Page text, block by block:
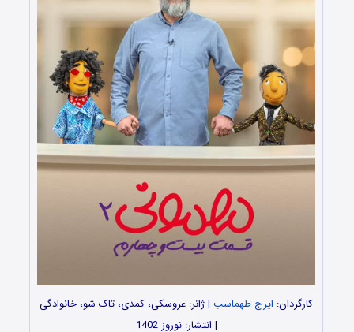
کارگردان: ایرج طهماسب | ژانر: عروسکی، کمدی، تاک شو، خانوادگی
| انتشار: نوروز 1402